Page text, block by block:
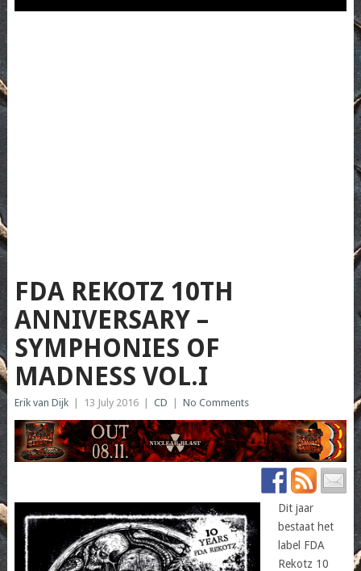
FDA REKOTZ 10TH
ANNIVERSARY –
SYMPHONIES OF
MADNESS VOL.I
Erik van Dijk 13 July 2016 CD No Comments
Dit jaar
bestaat het
label FDA
Rekotz 10